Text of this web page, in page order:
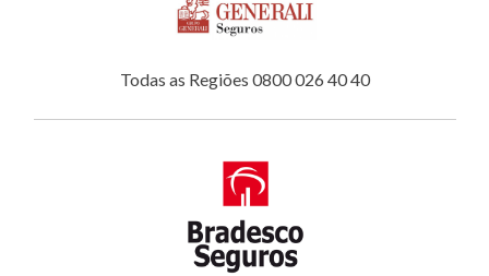
Todas as Regiões 0800 026 40 40